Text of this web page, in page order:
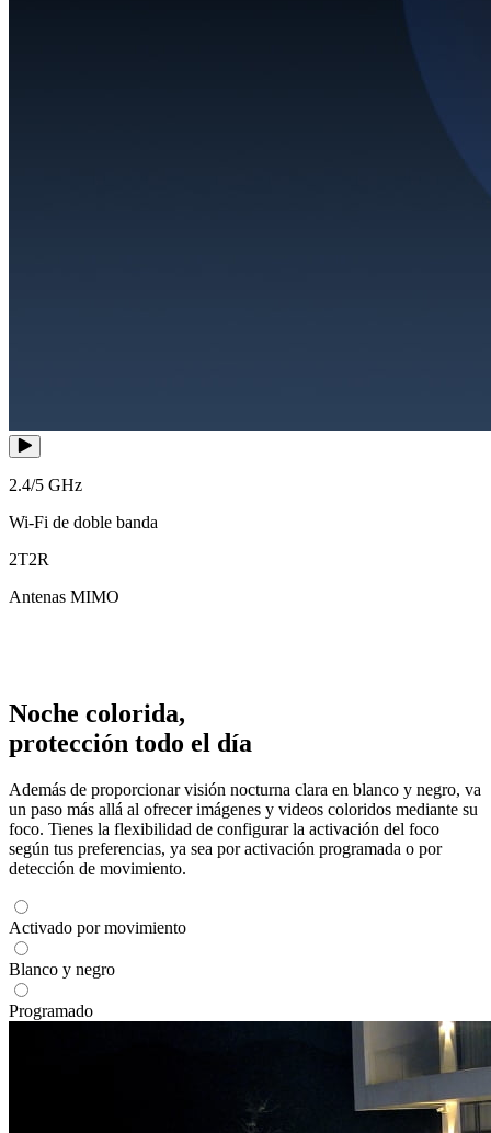
2.4/5 GHz
Wi-Fi de doble banda
2T2R
Antenas MIMO
Noche colorida,
protección todo el día
Además de proporcionar visión nocturna clara en blanco y negro, va
un paso más allá al ofrecer imágenes y videos coloridos mediante su
foco. Tienes la flexibilidad de configurar la activación del foco
según tus preferencias, ya sea por activación programada o por
detección de movimiento.
Activado por movimiento
Blanco y negro
Programado